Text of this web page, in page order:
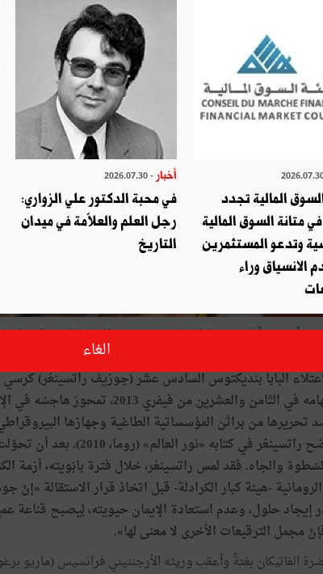
عويصاً للمسيحية المعاصرة، بوصفه الرهان الملحّ لإخراج
بعد أن باتت الكنائس خاوية والساحات عامرة، كما
البابا بنديكتوس السادس عشر (جوزيف راتسينغر) كرسي
وإلى حين تخلّيه المباغت والصادم عن مهامه في الثامن والعشرين من
من براثن المؤسساتية الطاغية وجهازها
الذي يوشك أن يخنق روح الدين، كما أوضح راتسينغر في كتابه «نور
والجاه. فقد لمس راتسينغر، خلال فترة بابَويته، أزمة
-هيئة كبار الكرادلة- قبل اتخاذ قرار الاستقالة «إنّ
حلول، وعدم استعادة الإيمان حيويته، لِيصبح قناعة
مجمل الترقيعات الأخرى لا معنى لها».
الفاتيكان بغتةً وأعقب وريثه الأرجنتيني فرانسيس (ماريو
المالية تجدد
متانة السوق المالية
وتدعو المستثمرين
الانسياق وراء
أخبار - 2026.07.30
في محبة الدكتور علي الزواري:
رجل العلم والعلاّمة في ميدان
التاريخ
الغاء